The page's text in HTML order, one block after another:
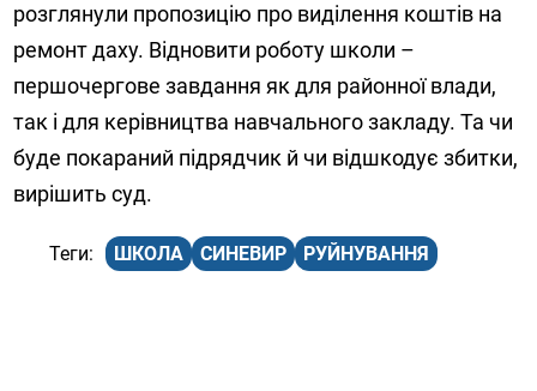
розглянули пропозицію про виділення коштів на
ремонт даху. Відновити роботу школи –
першочергове завдання як для районної влади,
так і для керівництва навчального закладу. Та чи
буде покараний підрядчик й чи відшкодує збитки,
вирішить суд.
ШКОЛА СИНЕВИР РУЙНУВАННЯ